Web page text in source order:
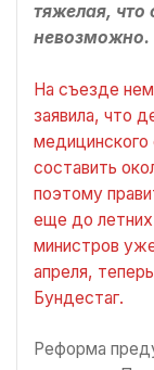
тяжелая, что
невозможно.
На съезде
заявила, что
составить
поэтому
еще до летних
министров
апреля,
Бундестаг.
Реформа